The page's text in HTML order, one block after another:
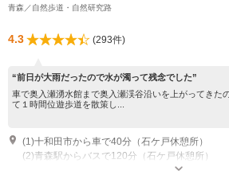
青森／自然歩道・自然研究路
4.3 (293件)
“前日が大雨だったので水が濁って残念でした”
車で奥入瀬湧水館まで奥入瀬渓谷沿いを上がってきた
て１時間位遊歩道を散策し...
(1)十和田市から車で40分（石ケ戸休憩所）
(2)青森駅からバスで120分（石ケ戸休憩所）